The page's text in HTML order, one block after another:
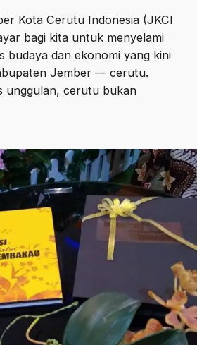
Kota Cerutu Indonesia (JKCI
bagi kita untuk menyelami
budaya dan ekonomi yang kini
Jember — cerutu.
unggulan, cerutu bukan